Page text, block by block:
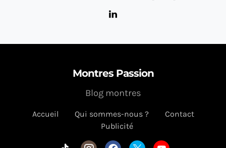
Montres Passion
Accueil Qui sommes-nous ?
Contact
Publicité
Blog montres